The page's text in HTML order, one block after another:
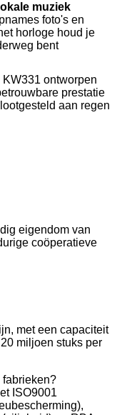
muziek
foto's en
horloge houd je
bent
ontworpen
prestatie
aan regen
eigendom van
coöperatieve
met een capaciteit
miljoen stuks per
ISO9001